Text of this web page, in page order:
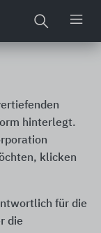
hinterlegt.
klicken
für die
die